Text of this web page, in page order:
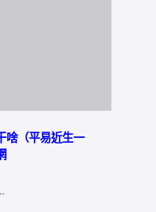
啥（平易近生一